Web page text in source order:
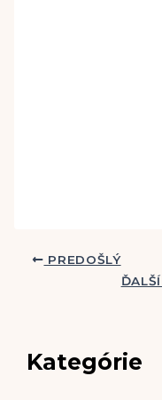
PREDOŠLÝ
ĎALŠÍ
Kategórie